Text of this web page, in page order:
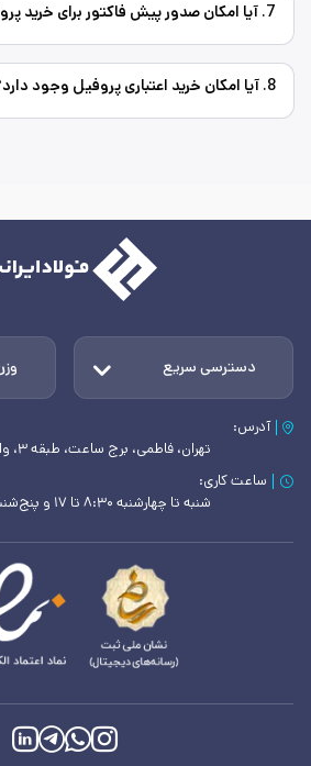
7. آیا امکان صدور پیش فاکتور برای خرید پروفیل وجود دارد؟
8. آیا امکان خرید اعتباری پروفیل وجود دارد؟
دسترسی سریع
آدرس:
تهران، فاطمی، برج ساعت، طبقه ۳، واحد ۳۱
ساعت کاری:
شنبه تا چهارشنبه ۸:۳۰ تا ۱۷ و پنج‌شنبه ۸:۳۰ تا ۱۳